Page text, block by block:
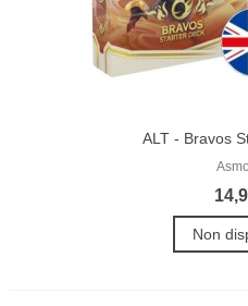
ALT - Bravos
Non